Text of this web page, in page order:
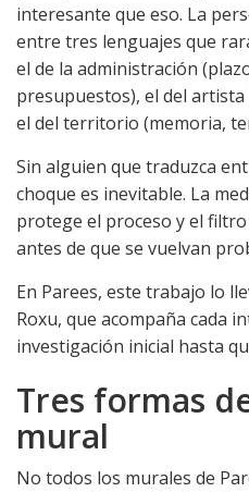
interesante que eso. La
entre tres lenguajes que
el de la administración
presupuestos), el del
el del territorio (memoria,
Sin alguien que traduzca
choque es inevitable. La
protege el proceso y el
antes de que se vuelvan
En Parees, este trabajo lo
Roxu, que acompaña cada
investigación inicial hasta
Tres formas
mural
No todos los murales de